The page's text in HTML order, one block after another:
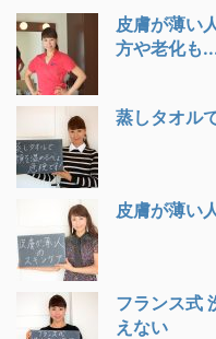
皮膚が薄い
方や老化も
蒸しタオル
皮膚が薄い
フランス式
えない